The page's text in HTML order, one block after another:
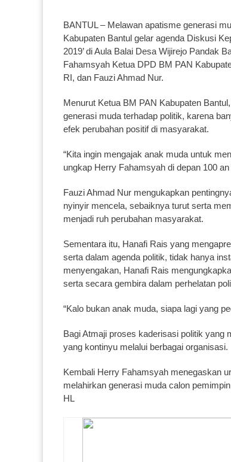
BANTUL – Melawan apatisme generasi
Kabupaten Bantul gelar agenda Diskusi
2019’ di Aula Balai Desa Wijirejo Pandak
Fahamsyah Ketua DPD BM PAN
RI, dan Fauzi Ahmad Nur.
Menurut Ketua BM PAN Kabupaten
generasi muda terhadap politik, karena
efek perubahan positif di masyarakat.
“Kita ingin mengajak anak muda untuk
ungkap Herry Fahamsyah di depan 100
Fauzi Ahmad Nur mengukapkan
nyinyir mencela, sebaiknya turut serta
menjadi ruh perubahan masyarakat.
Sementara itu, Hanafi Rais yang
serta dalam agenda politik, tidak hanya
menyengakan, Hanafi Rais
serta secara gembira dalam perhelatan
“Kalo bukan anak muda, siapa lagi yang
Bagi Atmaji proses kaderisasi politik yang
yang kontinyu melalui berbagai organisasi.
Kembali Herry Fahamsyah menegaskan
melahirkan generasi muda calon
HL